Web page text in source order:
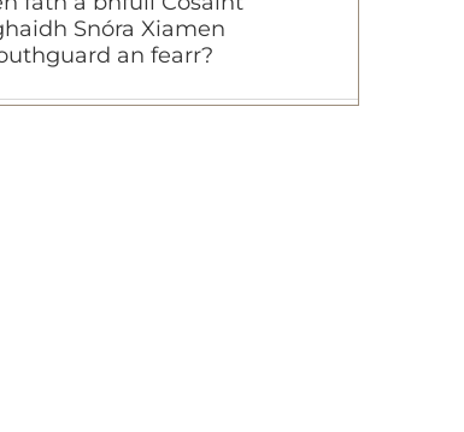
Snóra Xiamen
an fearr?